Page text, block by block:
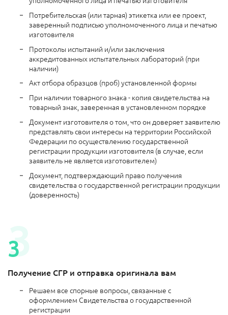
Потребительская (или тарная) этикетка или ее проект,
заверенный подписью уполномоченного лица и печатью
изготовителя
Протоколы испытаний и/или заключения
аккредитованных испытательных лабораторий (при
наличии)
Акт отбора образцов (проб) установленной формы
При наличии товарного знака - копия свидетельства на
товарный знак, заверенная в установленном порядке
Документ изготовителя о том, что он доверяет заявителю
представлять свои интересы на территории Российской
Федерации по осуществлению государственной
регистрации продукции изготовителя (в случае, если
заявитель не является изготовителем)
Документ, подтверждающий право получения
свидетельства о государственной регистрации продукции
(доверенность)
Получение СГР и отправка оригинала вам
Решаем все спорные вопросы, связанные с
оформлением Свидетельства о государственной
регистрации